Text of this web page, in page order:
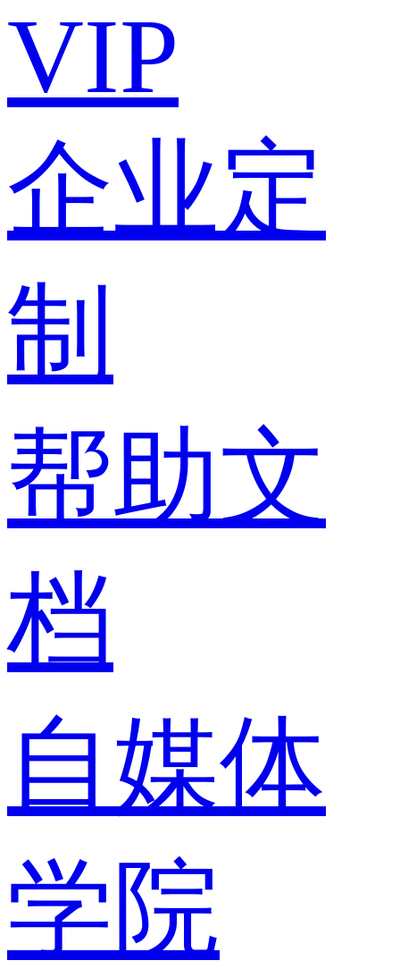
VIP
企业定
制
帮助文
档
自媒体
学院